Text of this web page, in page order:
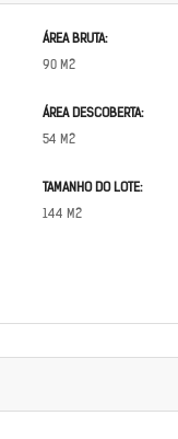
ÁREA BRUTA:
90 M2
ÁREA DESCOBERTA:
54 M2
TAMANHO DO LOTE:
144 M2